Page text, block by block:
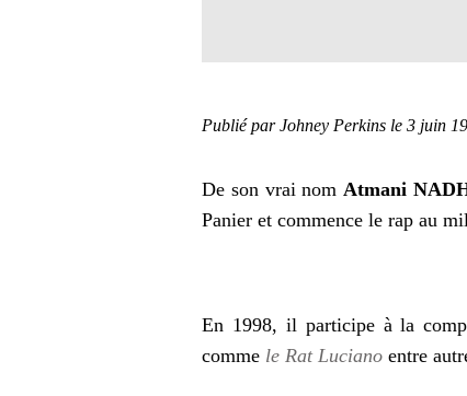
Publié par Johney Perkins le 3 juin
De son vrai nomAtmani
Panier et commence le rap au
En 1998, il participe à la
comme le Rat Luciano entre